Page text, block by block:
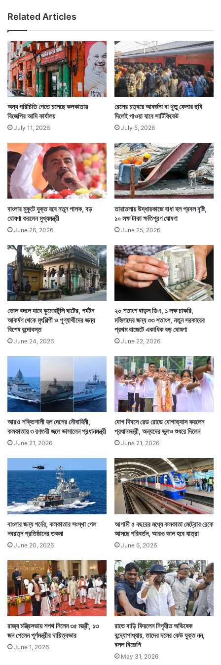
Tags Kolkata News M R Bangur Hospital
দে
হ
ও
ত
থ্য
লো
পা
টে
র
অ
ভি
যো
গ
Related Articles
অন্য পরিচিতি পেতে চলেছে কলকাতায়
বিজেপির আদি কার্যালয়
July 11, 2026
রেলের চত্বরে আবর্জনা বা থুতু ফেলার ছবি
দিলেই পাওয়া যাবে সার্টিফিকেট
July 5, 2026
বাংলার মুকুটে যুক্ত হবে নতুন পালক, বড়
ঘোষণা করলেন মুখ্যমন্ত্রী
June 26, 2026
তারাতলায় উদ্ধারকাজে বাধা হল প্রবল বৃষ্টি,
১০ লক্ষ টাকা ক্ষতিপূরণ ঘোষণা
June 25, 2026
ভোল বদলে যাবে কুমোরটুলি ঘাটের, পর্যটন
আকর্ষণ থেকে মৃৎশিল্পী ও পুণ্যার্থীদের জন্য
বিশেষ বন্দোবস্ত
June 24, 2026
২০ শতাংশ বাড়ল ডিএ, ১ লক্ষ চাকরি,
মহিলাদের জন্য ৩৩ শতাংশ, নতুন সরকারের
প্রথম বাজেটে একাধিক বড় ঘোষণা
June 22, 2026
আরও শক্তিশালী হল দেশের নৌবাহিনী,
কলকাতায় ৩ রণতরী জলে ভাসালেন প্রধানমন্ত্রী
June 21, 2026
যোগ দিবসে রেড রোডে যোগাভ্যাস করলেন
প্রধানমন্ত্রী, অন্যদের ভুলও শুধরে দিলেন
June 21, 2026
বাংলার জন্য গর্বের, কলকাতার সংস্থা পেল
নবরত্ন প্রতিষ্ঠানের তকমা
June 20, 2026
আগামী ৫ বছরের মধ্যে কলকাতা মেট্রোর রেকে
আসছে পরিবর্তন, আরও ভাল হবে যাত্রা
June 6, 2026
রাজ্য মন্ত্রিসভায় শপথ নিলেন ৩৫ মন্ত্রী, ১৩
জন পেলেন পূর্ণমন্ত্রীর দায়িত্বভার
June 1, 2026
রাতে বাড়ি ফিরলেন নিগৃহীত অভিষেক
বন্দ্যোপাধ্যায়, তাদের দলের কেউ যুক্ত নন,
বলল বিজেপি
May 31, 2026